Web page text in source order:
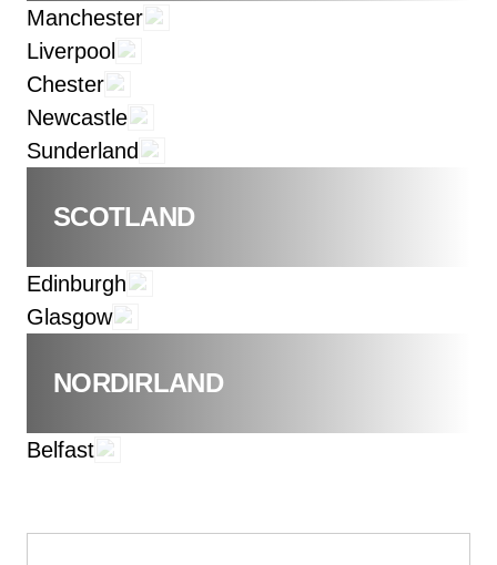
Manchester
Liverpool
Chester
Newcastle
Sunderland
SCOTLAND
Edinburgh
Glasgow
NORDIRLAND
Belfast